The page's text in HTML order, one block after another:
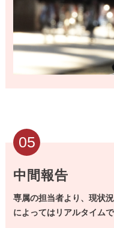
中間報告
専属の担当者より、現状
によってはリアルタイム
05